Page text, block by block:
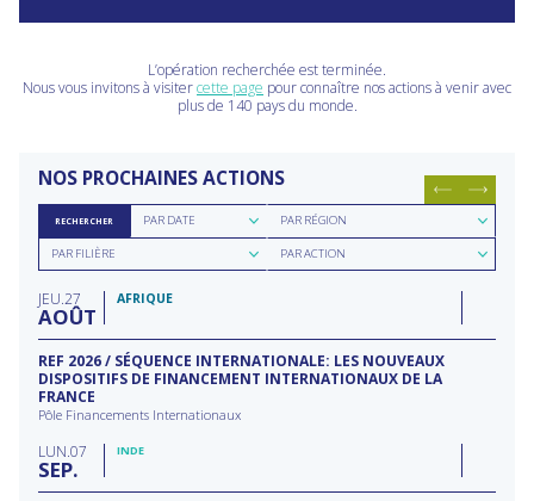
L’opération recherchée est terminée.
Nous vous invitons à visitercette page pour connaître nos actions à venir avec
plus de 140 pays du monde.
NOS PROCHAINES ACTIONS
RECHERCHER
Rechercher
parPAR DATE
Rechercher
par
région
PAR RÉGION
Rechercher
parPAR FILIÈRE
Rechercher
parPAR ACTION
JEU 27
AOÛT
AFRIQUE
REF 2026 / SÉQUENCE INTERNATIONALE: LES NOUVEAUX
DISPOSITIFS DE FINANCEMENT INTERNATIONAUX DE LA
FRANCE
Pôle Financements Internationaux
LUN 07
SEP
INDE